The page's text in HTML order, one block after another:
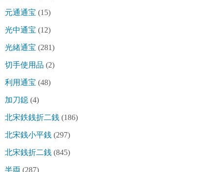
元通通宝 (15)
光中通宝 (12)
光緒通宝 (281)
切手使用品 (2)
利用通宝 (48)
加刀鐚 (4)
北宋鉄銭折二銭 (186)
北宋銭小平銭 (297)
北宋銭折二銭 (845)
半両 (287)